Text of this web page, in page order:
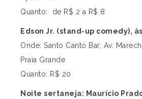
Quanto: de R$ 2 a R$ 8
Edson Jr. (stand-up comedy),
Onde: Santo Canto Bar, Av.
Praia Grande
Quanto: R$ 20
Noite sertaneja: Maurício